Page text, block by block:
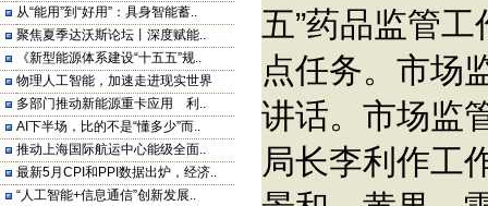
从“能用”到“好用”：具身智能蓄..
聚焦夏季达沃斯论坛丨深度赋能..
《新型能源体系建设“十五五”规..
物理人工智能，加速走进现实世界
多部门推动新能源重卡应用 利..
AI下半场，比的不是“懂多少”而..
推动上海国际航运中心能级全面..
最新5月CPI和PPI数据出炉，经济..
“人工智能+信息通信”创新发展..
五”药品监管
点任务。市场
讲话。市场监
局长李利作工